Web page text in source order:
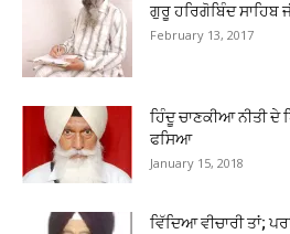
ਗੁਰੂ ਹਰਿਗੋਬਿੰਦ ਸਾਹਿਬ
February 13, 2017
ਹਿੰਦੂ ਚਾਣਕੀਆ ਨੀਤੀ ਦੇ
ਫਸਿਆ
January 15, 2018
ਵਿੱਦਿਆ ਵੀਚਾਰੀ ਤਾਂ;